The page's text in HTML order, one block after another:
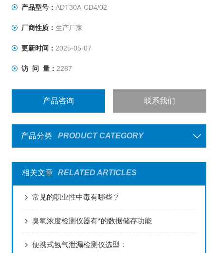
产品型号： ADT30A-CD4/02
厂商性质： 生产厂家
更新时间： 2025-05-07
访 问 量： 2287
产品咨询 联系我们
产品分类 PRODUCT CATEGORY
相关文章 RELATED ARTICLES
常见的职业性中毒有哪些？
臭氧浓度检测仪器有*的数据储存功能
便携式氢气泄漏检测仪选型：